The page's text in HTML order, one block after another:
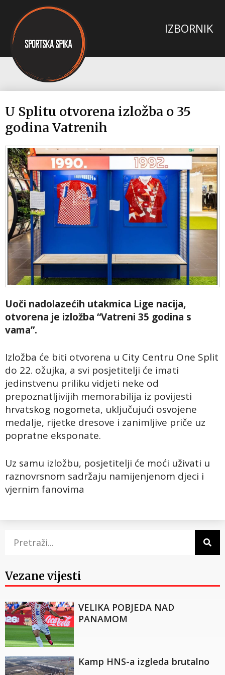
U Splitu otvorena izložba o 35
godina Vatrenih
Uoči nadolazećih utakmica Lige nacija,
otvorena je izložba “Vatreni 35 godina s
vama”.
Izložba će biti otvorena u City Centru One Split
do 22. ožujka, a svi posjetitelji će imati
jedinstvenu priliku vidjeti neke od
prepoznatljivijih memorabilija iz povijesti
hrvatskog nogometa, uključujući osvojene
medalje, rijetke dresove i zanimljive priče uz
popratne eksponate.
Uz samu izložbu, posjetitelji će moći uživati u
raznovrsnom sadržaju namijenjenom djeci i
vjernim fanovima
Vezane vijesti
VELIKA POBJEDA NAD
PANAMOM
Kamp HNS-a izgleda brutalno